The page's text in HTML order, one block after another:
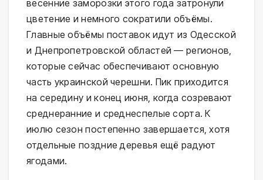
весенние заморозки этого года затронули
цветение и немного сократили объёмы.
Главные объёмы поставок идут из Одесской
и Днепропетровской областей — регионов,
которые сейчас обеспечивают основную
часть украинской черешни. Пик приходится
на середину и конец июня, когда созревают
среднеранние и среднеспелые сорта. К
июлю сезон постепенно завершается, хотя
отдельные поздние деревья ещё радуют
ягодами.